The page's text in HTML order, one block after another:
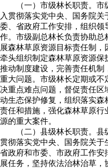
（一）市级林长职责。
入贯彻落实党中央、国务院
委、省政府工作安排，组织
作。市级副总林长负责协助
展森林草原资源目标责任制，
牵头组织制定森林草原资源保
推动制度建设，完善责任机
重大问题。市级林长定期或
决重点难点问题，督促责任
动生态保护修复，组织落实
责任和措施，强化森林草原
源的重大案件。
（二）县级林长职责。
贯彻落实党中央、国务院关于
省政府和市委、市政府工作
展任务，坚持依法治林治草